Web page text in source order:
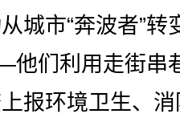
城市“奔波者”转
他们利用走街串
报环境卫生、